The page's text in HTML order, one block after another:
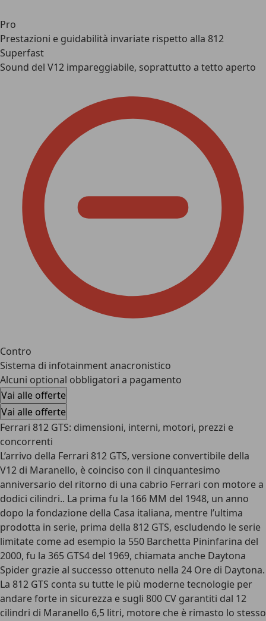
Pro
Prestazioni e guidabilità invariate rispetto alla 812
Superfast
Sound del V12 impareggiabile, soprattutto a tetto aperto
Contro
Sistema di infotainment anacronistico
Alcuni optional obbligatori a pagamento
Vai alle offerte
Vai alle offerte
Ferrari 812 GTS: dimensioni, interni, motori, prezzi e
concorrenti
L’arrivo della Ferrari 812 GTS, versione convertibile della
V12 di Maranello, è coinciso con il cinquantesimo
anniversario del ritorno di una cabrio Ferrari con motore a
dodici cilindri.. La prima fu la 166 MM del 1948, un anno
dopo la fondazione della Casa italiana, mentre l’ultima
prodotta in serie, prima della 812 GTS, escludendo le serie
limitate come ad esempio la 550 Barchetta Pininfarina del
2000, fu la 365 GTS4 del 1969, chiamata anche Daytona
Spider grazie al successo ottenuto nella 24 Ore di Daytona.
La 812 GTS conta su tutte le più moderne tecnologie per
andare forte in sicurezza e sugli 800 CV garantiti dal 12
cilindri di Maranello 6,5 litri, motore che è rimasto lo stesso